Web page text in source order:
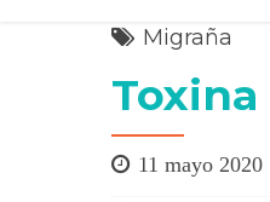
Migraña
11 mayo 2020